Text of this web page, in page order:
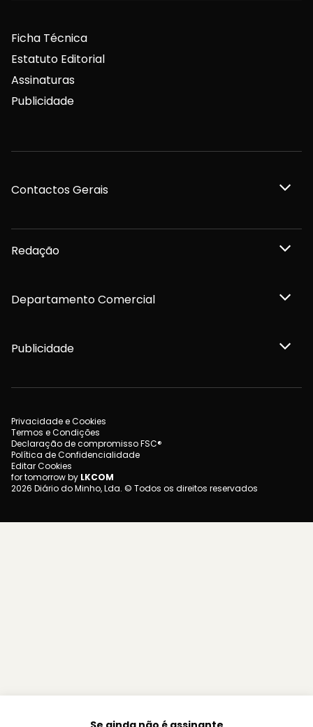
Ficha Técnica
Estatuto Editorial
Assinaturas
Publicidade
Contactos Gerais
Redação
Departamento Comercial
Publicidade
Privacidade e Cookies
Termos e Condições
Declaração de compromisso FSC®
Política de Confidencialidade
Editar Cookies
for tomorrow by LKCOM
2026 Diário do Minho, Lda. © Todos os direitos reservados